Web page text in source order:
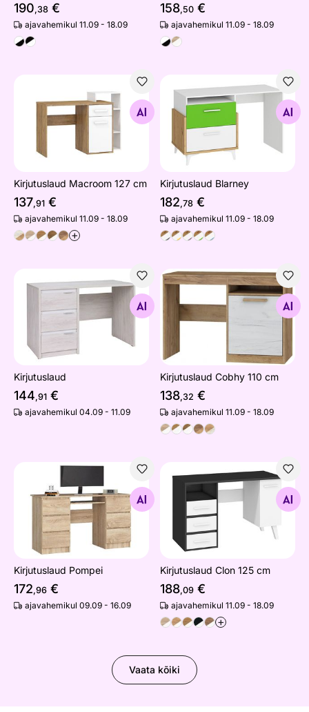
190,38 €
ajavahemikul 11.09 - 18.09
158,50 €
ajavahemikul 11.09 - 18.09
Kirjutuslaud Macroom 127 cm
Otsi sarnaseid
Kirjutuslaud Macroom 127 cm
137,91 €
ajavahemikul 11.09 - 18.09
+
Kirjutuslaud Blarney
Otsi sarnaseid
Kirjutuslaud Blarney
182,78 €
ajavahemikul 11.09 - 18.09
Kirjutuslaud
Otsi sarnaseid
Kirjutuslaud
144,91 €
ajavahemikul 04.09 - 11.09
Kirjutuslaud Cobhy 110 cm
Otsi sarnaseid
Kirjutuslaud Cobhy 110 cm
138,32 €
ajavahemikul 11.09 - 18.09
Kirjutuslaud Pompei
Otsi sarnaseid
Kirjutuslaud Pompei
172,96 €
ajavahemikul 09.09 - 16.09
Kirjutuslaud Clon 125 cm
Otsi sarnaseid
Kirjutuslaud Clon 125 cm
188,09 €
ajavahemikul 11.09 - 18.09
+
Vaata kõiki